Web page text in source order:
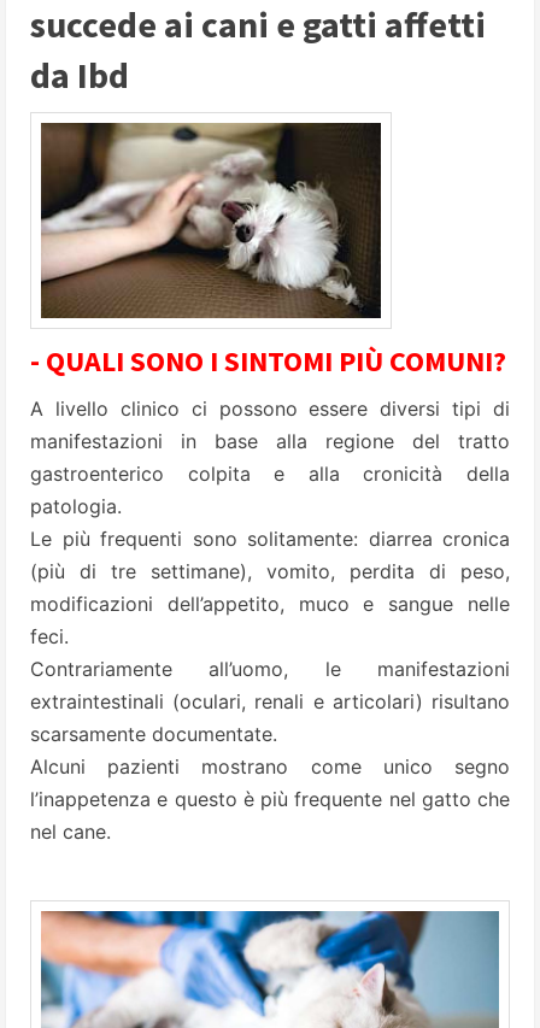
succede ai cani e gatti affetti
da Ibd
- QUALI SONO I SINTOMI PIÙ COMUNI?
A livello clinico ci possono essere diversi tipi di
manifestazioni in base alla regione del tratto
gastroenterico colpita e alla cronicità della
patologia.
Le più frequenti sono solitamente: diarrea cronica
(più di tre settimane), vomito, perdita di peso,
modificazioni dell’appetito, muco e sangue nelle
feci.
Contrariamente all’uomo, le manifestazioni
extraintestinali (oculari, renali e articolari) risultano
scarsamente documentate.
Alcuni pazienti mostrano come unico segno
l’inappetenza e questo è più frequente nel gatto che
nel cane.